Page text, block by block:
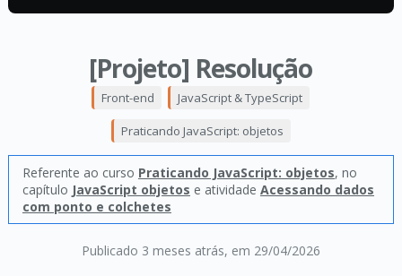
[Projeto] Resolução
Publicado 3 meses atrás, em 29/04/2026
Front-end JavaScript & TypeScript
Praticando JavaScript: objetos
Referente ao curso Praticando JavaScript: objetos, no
capítulo JavaScript objetos e atividade Acessando dados
com ponto e colchetes